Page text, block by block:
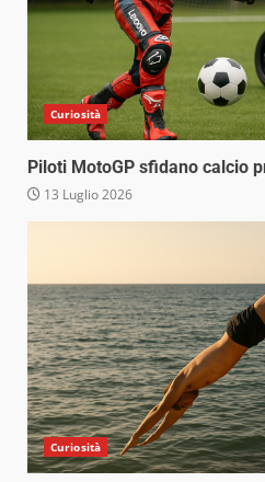
Curiosità
Piloti MotoGP sfidano calcio
13 Luglio 2026
Curiosità